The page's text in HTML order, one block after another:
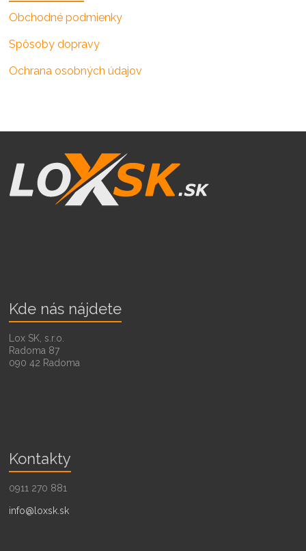
Obchodné podmienky
Spôsoby dopravy
Ochrana osobných údajov
Kde nás nájdete
Lox SK, s.r.o.
Radoma 87
090 42 Radoma
Kontakty
0911 270 881
info@loxsk.sk